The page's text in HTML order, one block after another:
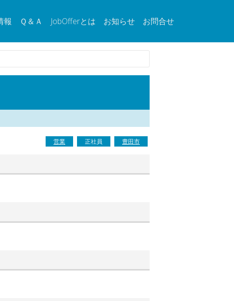
報 Ｑ＆Ａ JobOfferとは お知らせ お問合せ
営業 正社員 豊田市